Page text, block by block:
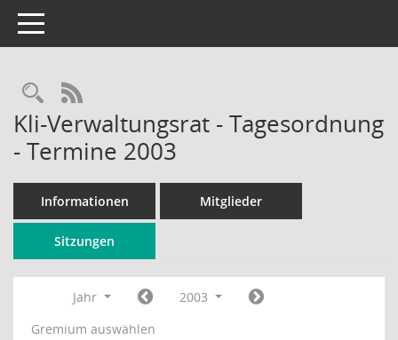
Toggle navigation
Rechercheauswahl
RSS-Feed
Kli-Verwaltungsrat - Tagesordnung
- Termine 2003
Informationen Mitglieder
Sitzungen
Jahr
2003
Gremium auswählen